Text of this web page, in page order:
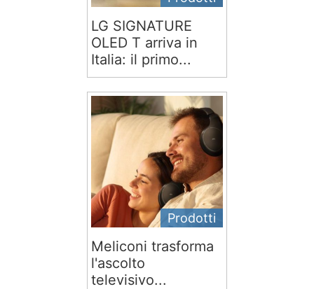
LG SIGNATURE
OLED T arriva in
Italia: il primo...
Prodotti
Meliconi trasforma
l'ascolto
televisivo...